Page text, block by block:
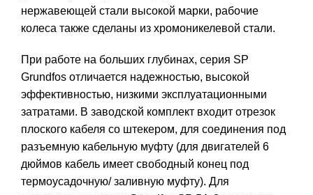
нержавеющей стали высокой марки, рабочие
колеса также сделаны из хромоникелевой стали.
При работе на больших глубинах, серия SP
Grundfos отличается надежностью, высокой
эффективностью, низкими эксплуатационными
затратами. В заводской комплект входит отрезок
плоского кабеля со штекером, для соединения под
разъемную кабельную муфту (для двигателей 6
дюймов кабель имеет свободный конец под
термоусадочную/ заливную муфту). Для